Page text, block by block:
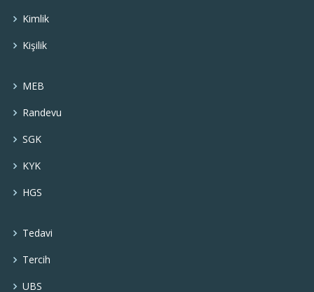
Kimlik
Kişilik
MEB
Randevu
SGK
KYK
HGS
Tedavi
Tercih
UBS